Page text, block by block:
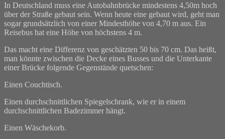
In Deutschland muss eine Autobahnbrücke mindestens 4,50m hoch
über der Straße gebaut sein. Wenn heute eine gebaut wird, geht man
sogar grundsätzlich von einer Mindesthöhe von 4,70 m aus. Ein
Reisebus hat eine Höhe von höchstens 4 m.
Das macht eine Differenz von geschätzten 50 bis 70 cm. Das heißt,
man könnte zwischen die Decke eines Busses und die Unterkante
einer Brücke folgende Gegenstände quetschen:
Einen Couchtisch.
Einen durchschnittlichen Spiegelschrank, wie er in einem
durchschnittlichen Badezimmer hängt.
Einen Wäschekorb.